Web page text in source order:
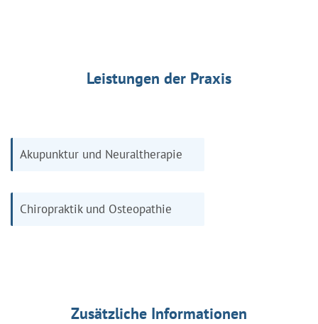
Leistungen der Praxis
Akupunktur und Neuraltherapie
Chiropraktik und Osteopathie
Zusätzliche Informationen